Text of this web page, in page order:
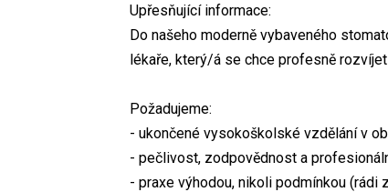
Upřesňující informace:
Do našeho moderně vybaveného
lékaře, který/á se chce profesně
Požadujeme:
- ukončené vysokoškolské vzdělání v
- pečlivost, zodpovědnost a
- praxe výhodou, nikoli podmínkou (rádi